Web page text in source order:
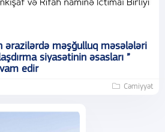
ərazilərdə məşğulluq məsələləri
siyasətinin əsasları ”
edir
Cəmiyyət